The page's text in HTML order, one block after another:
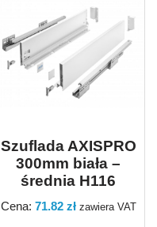
Szuflada AXISPRO
300mm biała –
średnia H116
Cena: 71.82 zł zawiera VAT